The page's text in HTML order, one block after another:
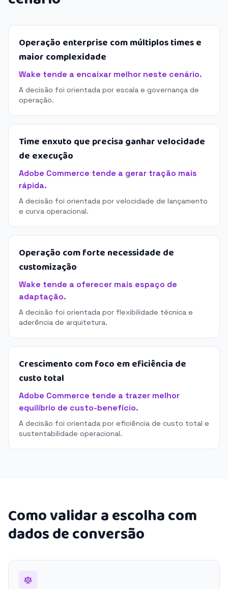
Operação enterprise com múltiplos times e
maior complexidade
Wake tende a encaixar melhor neste cenário.
A decisão foi orientada por escala e governança de
operação.
Time enxuto que precisa ganhar velocidade
de execução
Adobe Commerce tende a gerar tração mais
rápida.
A decisão foi orientada por velocidade de lançamento
e curva operacional.
Operação com forte necessidade de
customização
Wake tende a oferecer mais espaço de
adaptação.
A decisão foi orientada por flexibilidade técnica e
aderência de arquitetura.
Crescimento com foco em eficiência de
custo total
Adobe Commerce tende a trazer melhor
equilíbrio de custo-benefício.
A decisão foi orientada por eficiência de custo total e
sustentabilidade operacional.
Como validar a escolha com
dados de conversão